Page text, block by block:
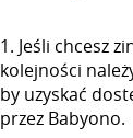
1. Jeśli chcesz
kolejności
by uzyskać
przez Babyono.